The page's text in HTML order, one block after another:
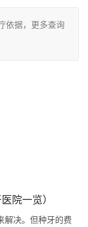
依据，更多查询
院一览）
决。但种牙的费